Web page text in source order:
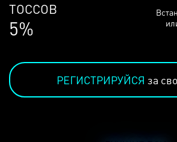
ЛЮДЕЙ
69%
РЕГИСТРИРУЙСЯ за